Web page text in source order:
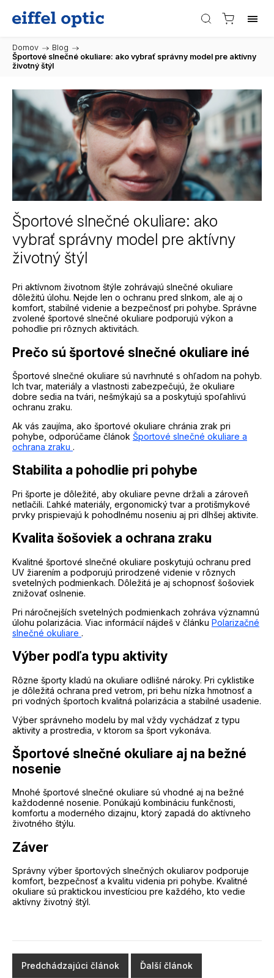
Domov / Blog /
Športové slnečné okuliare: ako vybrať správny model pre aktívny
životný štýl
Športové slnečné okuliare: ako
vybrať správny model pre aktívny
životný štýl
Pri aktívnom životnom štýle zohrávajú slnečné okuliare
dôležitú úlohu. Nejde len o ochranu pred slnkom, ale aj o
komfort, stabilné videnie a bezpečnosť pri pohybe. Správne
zvolené športové slnečné okuliare podporujú výkon a
pohodlie pri rôznych aktivitách.
Prečo sú športové slnečné okuliare iné
Športové slnečné okuliare sú navrhnuté s ohľadom na pohyb.
Ich tvar, materiály a vlastnosti zabezpečujú, že okuliare
dobre sedia na tvári, nešmýkajú sa a poskytujú spoľahlivú
ochranu zraku.
Ak vás zaujíma, ako športové okuliare chránia zrak pri
pohybe, odporúčame článok Športové slnečné okuliare a
ochrana zraku .
Stabilita a pohodlie pri pohybe
Pri športe je dôležité, aby okuliare pevne držali a zároveň
netlačili. Ľahké materiály, ergonomický tvar a protišmykové
prvky prispievajú k pohodlnému noseniu aj pri dlhšej aktivite.
Kvalita šošoviek a ochrana zraku
Kvalitné športové slnečné okuliare poskytujú ochranu pred
UV žiarením a podporujú prirodzené videnie v rôznych
svetelných podmienkach. Dôležitá je aj schopnosť šošoviek
znižovať oslnenie.
Pri náročnejších svetelných podmienkach zohráva významnú
úlohu polarizácia. Viac informácií nájdeš v článku Polarizačné
slnečné okuliare .
Výber podľa typu aktivity
Rôzne športy kladú na okuliare odlišné nároky. Pri cyklistike
je dôležitá ochrana pred vetrom, pri behu nízka hmotnosť a
pri vodných športoch kvalitná polarizácia a stabilné usadenie.
Výber správneho modelu by mal vždy vychádzať z typu
aktivity a prostredia, v ktorom sa šport vykonáva.
Športové slnečné okuliare aj na bežné
nosenie
Mnohé športové slnečné okuliare sú vhodné aj na bežné
každodenné nosenie. Ponúkajú kombináciu funkčnosti,
komfortu a moderného dizajnu, ktorý zapadá do aktívneho
životného štýlu.
Záver
Správny výber športových slnečných okuliarov podporuje
komfort, bezpečnosť a kvalitu videnia pri pohybe. Kvalitné
okuliare sú praktickou investíciou pre každého, kto vedie
aktívny životný štýl.
Predchádzajúci článok Ďalší článok